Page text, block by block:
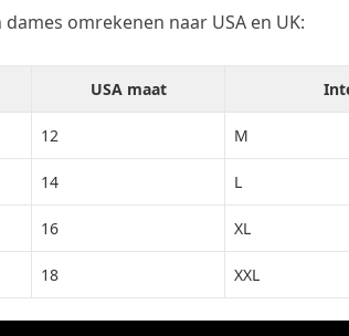
omrekenen naar USA en UK:
USA maat
12 M
14 L
16 XL
18 XXL